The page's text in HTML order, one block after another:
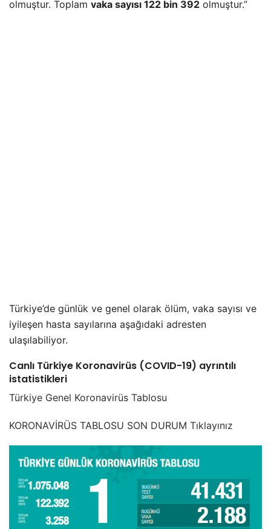
olmuştur. Toplam vaka sayısı 122 bin 392 olmuştur.”
Türkiye’de günlük ve genel olarak ölüm, vaka sayısı ve
iyileşen hasta sayılarına aşağıdaki adresten
ulaşılabiliyor.
Canlı Türkiye Koronavirüs (COVID-19) ayrıntılı
istatistikleri
Türkiye Genel Koronavirüs Tablosu
KORONAVİRÜS TABLOSU SON DURUM Tıklayınız